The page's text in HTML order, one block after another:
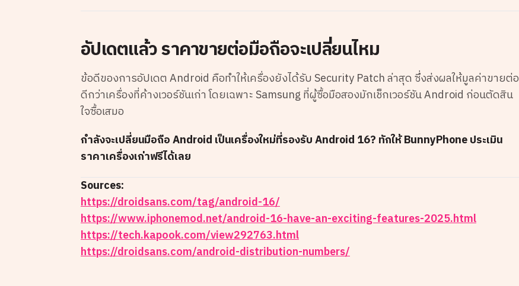
อัปเดตแล้ว ราคาขายต่อมือถือจะเปลี่ยนไหม
ข้อดีของการอัปเดต Android คือทำให้เครื่องยังได้รับ Security Patch ล่าสุด ซึ่งส่งผลให้มูลค่าขายต่อ
ดีกว่าเครื่องที่ค้างเวอร์ชันเก่า โดยเฉพาะ Samsung ที่ผู้ซื้อมือสองมักเช็กเวอร์ชัน Android ก่อนตัดสิน
ใจซื้อเสมอ
กำลังจะเปลี่ยนมือถือ Android เป็นเครื่องใหม่ที่รองรับ Android 16? ทักให้ BunnyPhone ประเมิน
ราคาเครื่องเก่าฟรีได้เลย
Sources:
https://droidsans.com/tag/android-16/
https://www.iphonemod.net/android-16-have-an-exciting-features-2025.html
https://tech.kapook.com/view292763.html
https://droidsans.com/android-distribution-numbers/